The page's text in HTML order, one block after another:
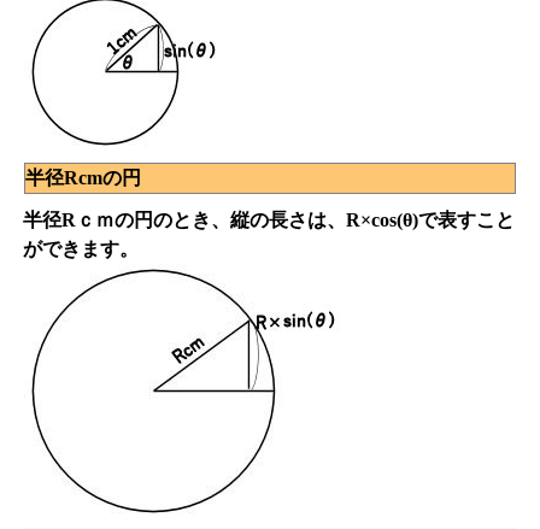
半径Rcmの円
半径Rｃｍの円のとき、縦の長さは、R×cos(θ)で表すこと
ができます。